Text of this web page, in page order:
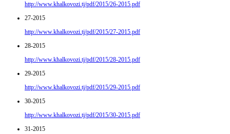
http://www.khalkovozi.tj/pdf/2015/26-2015.pdf
27-2015
http://www.khalkovozi.tj/pdf/2015/27-2015.pdf
28-2015
http://www.khalkovozi.tj/pdf/2015/28-2015.pdf
29-2015
http://www.khalkovozi.tj/pdf/2015/29-2015.pdf
30-2015
http://www.khalkovozi.tj/pdf/2015/30-2015.pdf
31-2015